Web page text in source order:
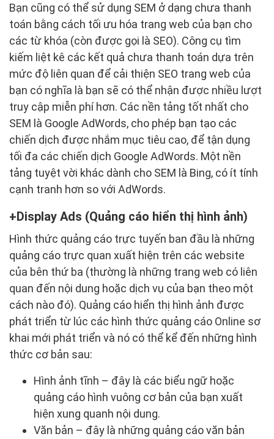
Bạn cũng có thể sử dụng SEM ở dạng chưa thanh
toán bằng cách tối ưu hóa trang web của bạn cho
các từ khóa (còn được gọi là SEO). Công cụ tìm
kiếm liệt kê các kết quả chưa thanh toán dựa trên
mức độ liên quan để cải thiện SEO trang web của
bạn có nghĩa là bạn sẽ có thể nhận được nhiều lượt
truy cập miễn phí hơn. Các nền tảng tốt nhất cho
SEM là Google AdWords, cho phép bạn tạo các
chiến dịch được nhắm mục tiêu cao, để tận dụng
tối đa các chiến dịch Google AdWords. Một nền
tảng tuyệt vời khác dành cho SEM là Bing, có ít tính
cạnh tranh hơn so với AdWords.
Display Ads (Quảng cáo hiển thị hình ảnh)
Hình thức quảng cáo trực tuyến ban đầu là những
quảng cáo trực quan xuất hiện trên các website
của bên thứ ba (thường là những trang web có liên
quan đến nội dung hoặc dịch vụ của bạn theo một
cách nào đó). Quảng cáo hiển thị hình ảnh được
phát triển từ lúc các hình thức quảng cáo Online sơ
khai mới phát triển và nó có thể kể đến những hình
thức cơ bản sau:
Hình ảnh tĩnh – đây là các biểu ngữ hoặc
quảng cáo hình vuông cơ bản của bạn xuất
hiện xung quanh nội dung.
Văn bản – đây là những quảng cáo văn bản